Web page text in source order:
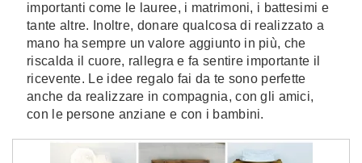
importanti come le lauree, i matrimoni, i battesimi e
tante altre. Inoltre, donare qualcosa di realizzato a
mano ha sempre un valore aggiunto in più, che
riscalda il cuore, rallegra e fa sentire importante il
ricevente. Le idee regalo fai da te sono perfette
anche da realizzare in compagnia, con gli amici,
con le persone anziane e con i bambini.